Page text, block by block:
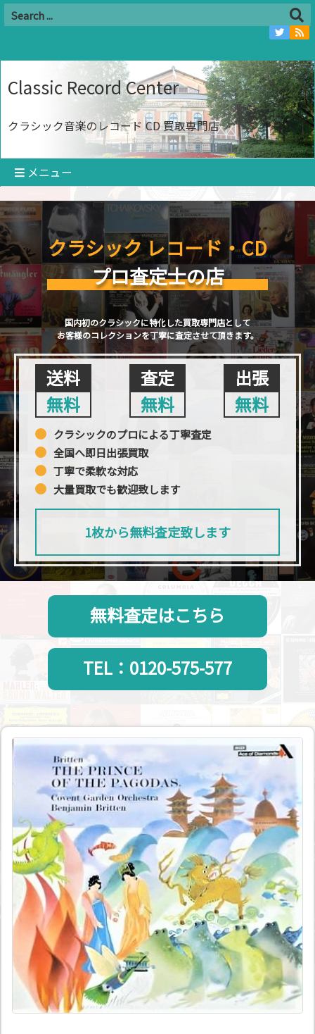
Classic Record Center
クラシック音楽のレコード CD 買取専門店
メニュー
クラシック レコード・CD
プロ査定士の店
国内初のクラシックに特化した買取専門店として
お客様のコレクションを丁寧に査定させて頂きます。
送料
無料
査定
無料
出張
無料
クラシックのプロによる丁寧査定
全国へ即日出張買取
丁寧で柔軟な対応
大量買取でも歓迎致します
1枚から無料査定致します
無料査定はこちら
TEL：0120-575-577